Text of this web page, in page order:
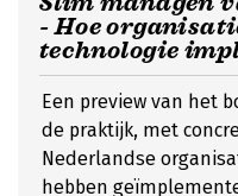
- Hoe
technologie
Een preview van het
de praktijk, met
Nederlandse
hebben